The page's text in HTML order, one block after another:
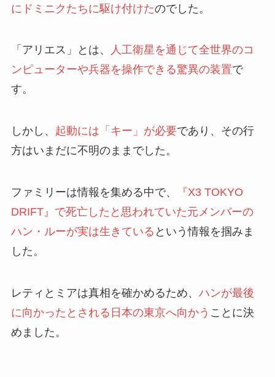
にドミニクたちに駆け付けたのでした。
「アリエス」とは、
人工衛星を通じて全世界のコ
ンピューターや兵器を操作できる驚異の装置で
す。
しかし、 起動には「キー」が必要であり、その行
方はいまだに不明のままでした。
ファミリーは情報を集める中で、
『X3 TOKYO
DRIFT』で死亡したと思われていた元メンバーの
ハン・ルーが実は生きている という情報を掴みま
した。
レティとミアは真相を確かめるため、 ハンが最後
に向かったとされる日本の東京へ向かう ことに決
めました。